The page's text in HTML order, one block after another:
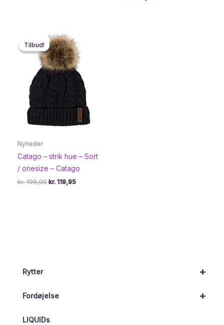
+
Rytter
+
Fordøjelse
LIQUIDs
Tilbud!
Tilbud!
Nyheder
Catago – strik hue – Sort
/ onesize – Catago
kr.199,00 Den
kr. 119,95Den